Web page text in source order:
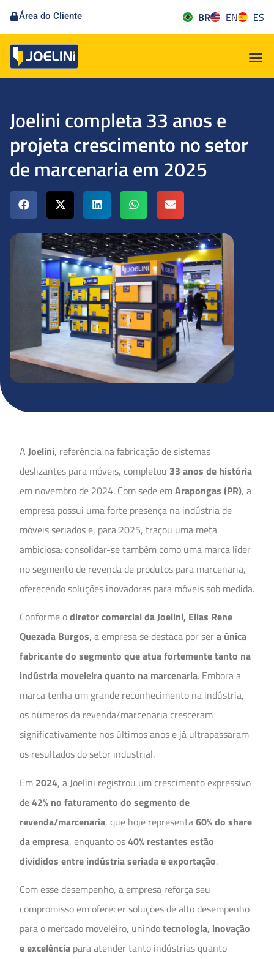
Área do Cliente BR EN ES
Joelini completa 33 anos e
projeta crescimento no setor
de marcenaria em 2025
A Joelini, referência na fabricação de sistemas
deslizantes para móveis, completou 33 anos de história
em novembro de 2024. Com sede emArapongas (PR), a
empresa possui uma forte presença na indústria de
móveis seriados e, para 2025, traçou uma meta
ambiciosa: consolidar-se também como uma marca líder
no segmento de revenda de produtos para marcenaria,
oferecendo soluções inovadoras para móveis sob medida.
Conforme odiretor comercial da Joelini, Elias Rene
Quezada Burgos, a empresa se destaca por sera única
fabricante do segmento que atua fortemente tanto na
indústria moveleira quanto na marcenaria. Embora a
marca tenha um grande reconhecimento na indústria,
os números da revenda/marcenaria cresceram
significativamente nos últimos anos e já ultrapassaram
os resultados do setor industrial.
Em 2024, a Joelini registrou um crescimento expressivo
de42% no faturamento do segmento de
revenda/marcenaria, que hoje representa60% do share
da empresa, enquanto os40% restantes estão
divididos entre indústria seriada e exportação.
Com esse desempenho, a empresa reforça seu
compromisso em oferecer soluções de alto desempenho
para o mercado moveleiro, unindotecnologia, inovação
e excelência para atender tanto indústrias quanto